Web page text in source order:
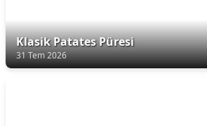
Klasik Patates Püresi
31 Tem 2026